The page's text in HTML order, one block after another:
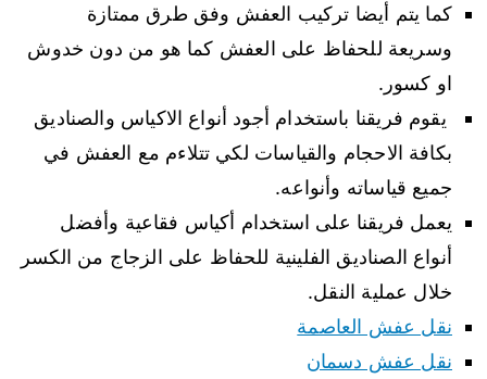
كما يتم أيضا تركيب العفش وفق طرق ممتازة
وسريعة للحفاظ على العفش كما هو من دون خدوش
او كسور.
يقوم فريقنا باستخدام أجود أنواع الاكياس والصناديق
بكافة الاحجام والقياسات لكي تتلاءم مع العفش في
جميع قياساته وأنواعه.
يعمل فريقنا على استخدام أكياس فقاعية وأفضل
أنواع الصناديق الفلينية للحفاظ على الزجاج من الكسر
خلال عملية النقل.
نقل عفش العاصمة
نقل عفش دسمان